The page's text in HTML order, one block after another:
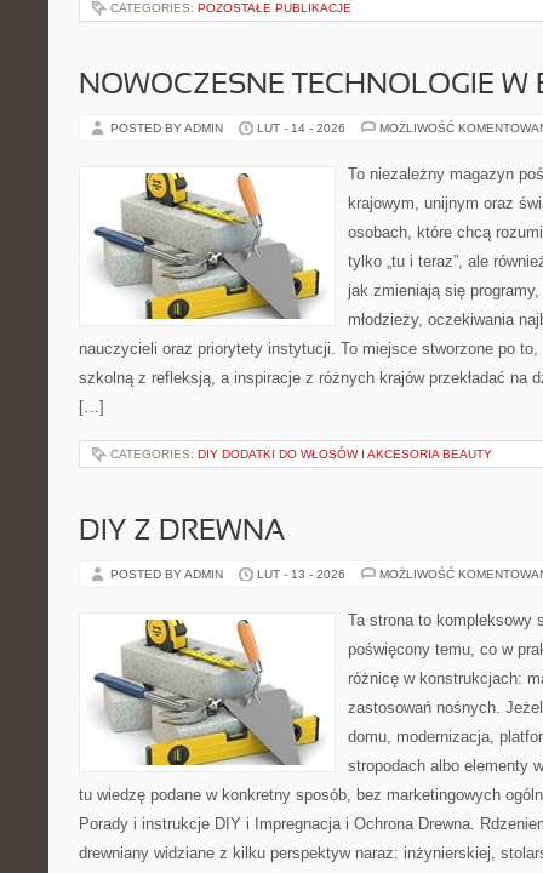
CATEGORIES: POZOSTAŁE PUBLIKACJE
NOWOCZESNE TECHNOLOGIE W
POSTED BY ADMIN LUT - 14 - 2026 MOŻLIWOŚĆ
To niezależny magazyn
krajowym, unijnym oraz
osobach, które chcą
tylko „tu i teraz”, ale
jak zmieniają się
młodzieży, oczekiwania
nauczycieli oraz priorytety instytucji. To miejsce stworzone po to,
szkolną z refleksją, a inspiracje z różnych krajów przekładać na
[…]
CATEGORIES: DIY DODATKI DO WŁOSÓW I AKCESORIA BEAUTY
DIY Z DREWNA
POSTED BY ADMIN LUT - 13 - 2026 MOŻLIWOŚĆ
Ta strona to kompleksowy
poświęcony temu, co w
różnicę w konstrukcjach:
zastosowań nośnych.
domu, modernizacja,
stropodach albo elementy
tu wiedzę podane w konkretny sposób, bez marketingowych
Porady i instrukcje DIY i Impregnacja i Ochrona Drewna.
drewniany widziane z kilku perspektyw naraz: inżynierskiej,